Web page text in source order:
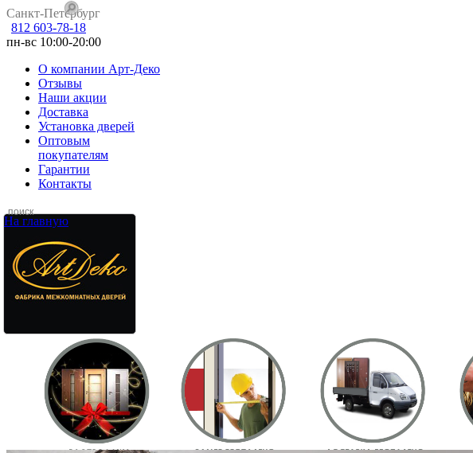
Санкт-Петербург
812 603-78-18
пн-вс 10:00-20:00
О компании Арт-Деко
Отзывы
Наши акции
Доставка
Установка дверей
Оптовым
покупателям
Гарантии
Контакты
На главную